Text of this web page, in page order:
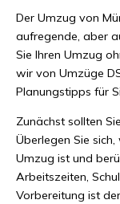
Der Umzug von
aufregende, aber
Sie Ihren Umzug
wir von Umzüge
Planungstipps für
Zunächst sollten
Überlegen Sie
Umzug ist und
Arbeitszeiten,
Vorbereitung ist